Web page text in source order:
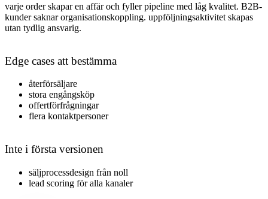
varje order skapar en affär och fyller pipeline med låg kvalitet. B2B-
kunder saknar organisationskoppling. uppföljningsaktivitet skapas
utan tydlig ansvarig.
Edge cases att bestämma
återförsäljare
stora engångsköp
offertförfrågningar
flera kontaktpersoner
Inte i första versionen
säljprocessdesign från noll
lead scoring för alla kanaler